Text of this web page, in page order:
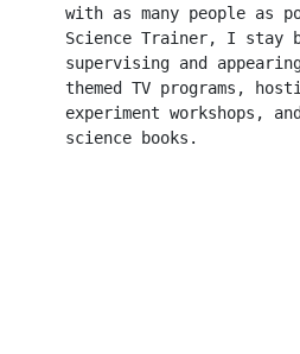
with as many people as
Science Trainer, I stay
supervising and
themed TV programs,
experiment workshops,
science books.